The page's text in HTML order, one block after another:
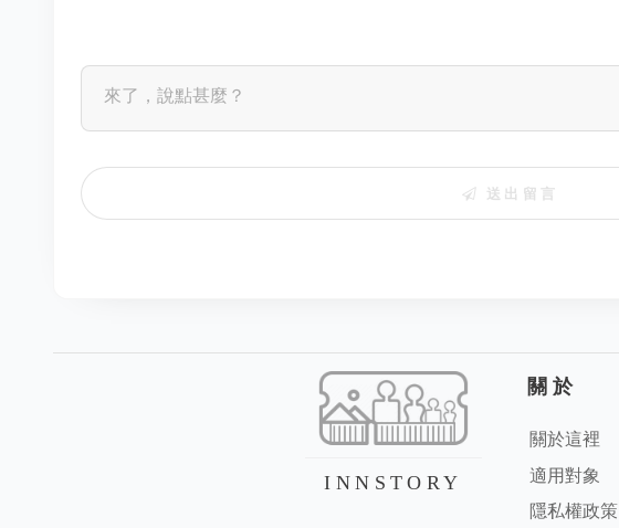
送出留言
INNSTORY
關於
關於這裡
適用對象
隱私權政策